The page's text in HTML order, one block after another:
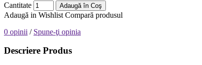
Cantitate Adaugă în Coş
Adaugă in Wishlist Compară produsul
0 opinii / Spune-ţi opinia
Descriere Produs